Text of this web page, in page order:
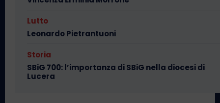
Lutto
Leonardo Pietrantuoni
Storia
SBiG 700: l’importanza di SBiG nella diocesi di
Lucera